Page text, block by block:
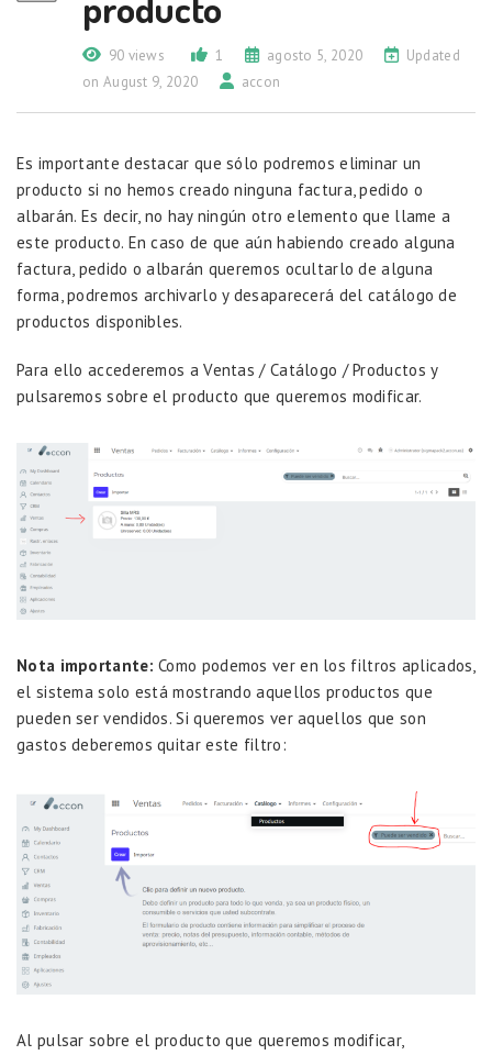
90 views 1 agosto 5, 2020
Updated
on August 9, 2020
accon
Es importante destacar que sólo podremos eliminar un
producto si no hemos creado ninguna factura, pedido o
albarán. Es decir, no hay ningún otro elemento que llame a
este producto. En caso de que aún habiendo creado alguna
factura, pedido o albarán queremos ocultarlo de alguna
forma, podremos archivarlo y desaparecerá del catálogo de
productos disponibles.
Para ello accederemos a Ventas / Catálogo / Productos y
pulsaremos sobre el producto que queremos modificar.
Nota importante: Como podemos ver en los filtros aplicados,
el sistema solo está mostrando aquellos productos que
pueden ser vendidos. Si queremos ver aquellos que son
gastos deberemos quitar este filtro:
Al pulsar sobre el producto que queremos modificar,